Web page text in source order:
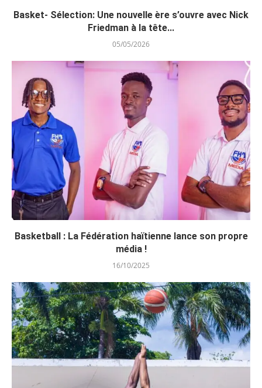
Basket- Sélection: Une nouvelle ère s’ouvre avec Nick
Friedman à la tête...
05/05/2026
Basketball : La Fédération haïtienne lance son propre
média !
16/10/2025